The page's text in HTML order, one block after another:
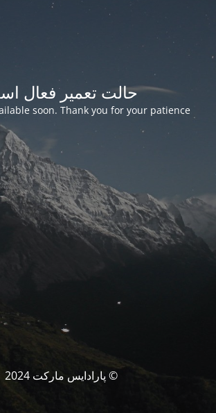
حالت تعمیر فعال
soon. Thank you for your patience!
© پارادایس مارکت 2024